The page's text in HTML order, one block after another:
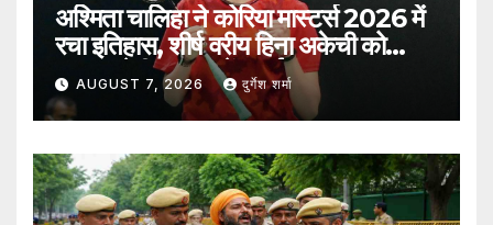
अश्मिता चालिहा ने कोरिया मास्टर्स 2026 में
रचा इतिहास, शीर्ष वरीय हिना अकेची को
हराकर सेमीफाइनल में बनाई जगह
AUGUST 7, 2026 दुर्गेश शर्मा